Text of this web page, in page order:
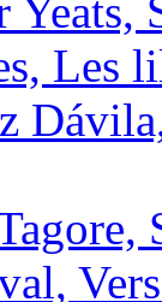
Les